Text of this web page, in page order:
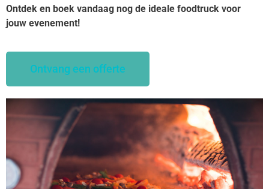
Ontdek en boek vandaag nog de ideale foodtruck voor
jouw evenement!
Ontvang een offerte